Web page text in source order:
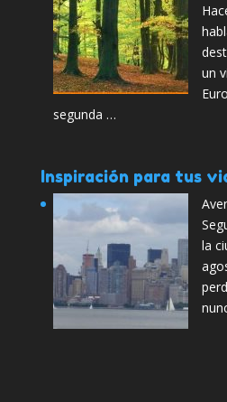
un
segunda …
Inspiración para tus
la